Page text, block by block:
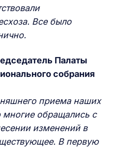
Все было
Палаты
собрания
приема наших
многие обращались с
изменений в
В первую